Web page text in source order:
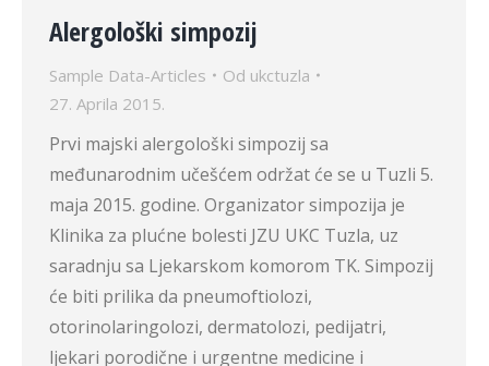
Alergološki simpozij
Sample Data-Articles Od ukctuzla
27. Aprila 2015.
Prvi majski alergološki simpozij sa
međunarodnim učešćem održat će se u Tuzli 5.
maja 2015. godine. Organizator simpozija je
Klinika za plućne bolesti JZU UKC Tuzla, uz
saradnju sa Ljekarskom komorom TK. Simpozij
će biti prilika da pneumoftiolozi,
otorinolaringolozi, dermatolozi, pedijatri,
ljekari porodične i urgentne medicine i